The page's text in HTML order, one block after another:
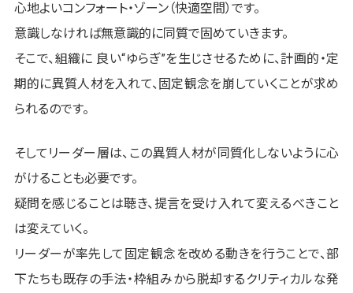
心地よいコンフォート・ゾーン（快適空間）です。
意識しなければ無意識的に同質で固めていきます。
そこで、組織に 良い“ゆらぎ”を生じさせるために、計画的・定
期的に異質人材を入れて、固定観念を崩していくことが求め
られるのです。
そしてリーダー層は、この異質人材が同質化しないように心
がけることも必要です。
疑問を感じることは聴き、提言を受け入れて変えるべきこと
は変えていく。
リーダーが率先して固定観念を改める動きを行うことで、部
下たちも既存の手法・枠組みから脱却するクリティカルな発